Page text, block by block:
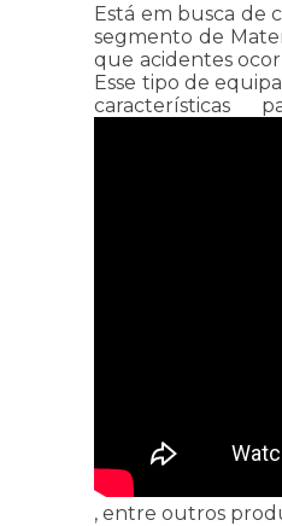
Está em busca de
segmento de
que acidentes
Esse tipo de
, entre outros